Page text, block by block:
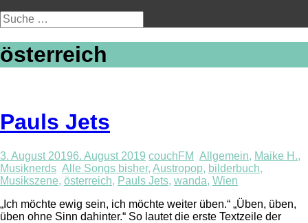
Suche
nach:
österreich
Pauls Jets
3. August 20196. August 2019 couchFM Allgemein, Maike H.,
Musiknerds Alle Songs bisher, Austropop, bilderbuch,
Musikszene, österreich, Pauls Jets, wanda, Wien
„Ich möchte ewig sein, ich möchte weiter üben.“ „Üben, üben,
üben ohne Sinn dahinter.“ So lautet die erste Textzeile der